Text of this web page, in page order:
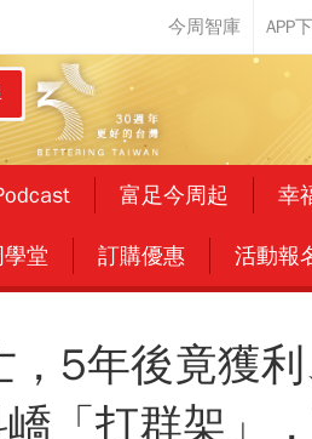
富足今周起 幸
堂 訂購優惠 活動報
5年後竟獲
「打群架」